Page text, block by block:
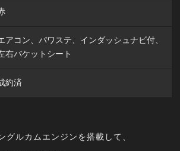
アコン、パワステ、インダッシュナビ付、
右バケットシート
約済
グルカムエンジンを搭載して、